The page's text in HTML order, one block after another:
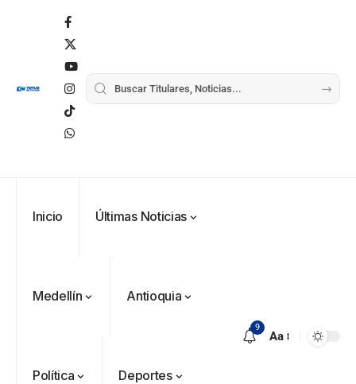
Inicio Últimas Noticias
Medellín Antioquia
Política Deportes
9
Aa